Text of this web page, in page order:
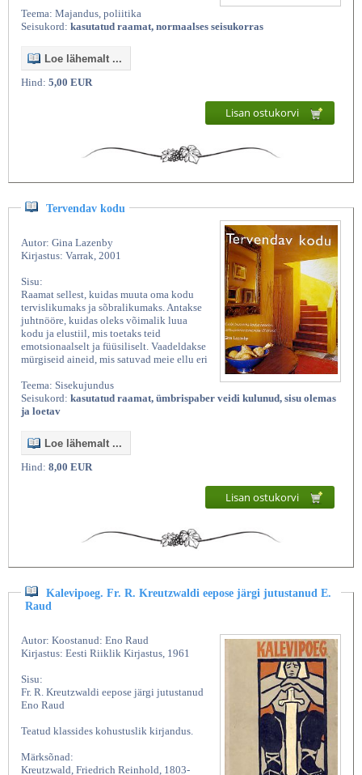
Teema: Majandus, poliitika
Seisukord: kasutatud raamat, normaalses seisukorras
Loe lähemalt ...
Hind: 5,00 EUR
Lisan ostukorvi
Tervendav kodu
Autor: Gina Lazenby
Kirjastus: Varrak, 2001
Sisu:
Raamat sellest, kuidas muuta oma kodu
tervislikumaks ja sõbralikumaks. Antakse
juhtnööre, kuidas oleks võimalik luua
kodu ja elustiil, mis toetaks teid
emotsionaalselt ja füüsiliselt. Vaadeldakse
mürgiseid aineid, mis satuvad meie ellu eri
Teema: Sisekujundus
Seisukord: kasutatud raamat, ümbrispaber veidi kulunud, sisu olemas
ja loetav
Loe lähemalt ...
Hind: 8,00 EUR
Lisan ostukorvi
Kalevipoeg. Fr. R. Kreutzwaldi eepose järgi jutustanud E.
Raud
Autor: Koostanud: Eno Raud
Kirjastus: Eesti Riiklik Kirjastus, 1961
Sisu:
Fr. R. Kreutzwaldi eepose järgi jutustanud
Eno Raud
Teatud klassides kohustuslik kirjandus.
Märksõnad:
Kreutzwald, Friedrich Reinhold, 1803-